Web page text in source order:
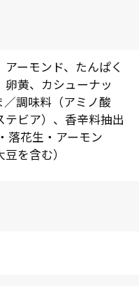
ーモンド、たんぱく
黄、カシューナッ
調味料（アミノ酸
ビア）、香辛料抽出
落花生・アーモン
を含む）